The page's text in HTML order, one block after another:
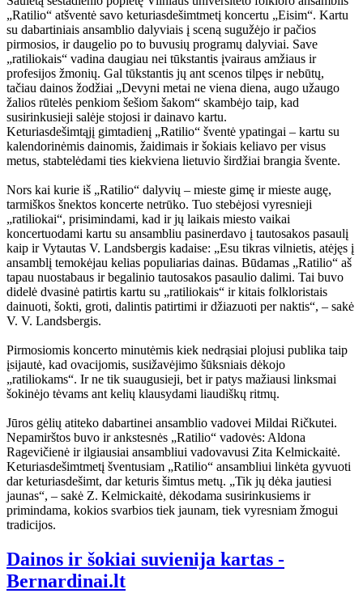
„Ratilio“ atšventė savo keturiasdešimtmetį koncertu „Eisim“. Kartu
su dabartiniais ansamblio dalyviais į sceną sugužėjo ir pačios
pirmosios, ir daugelio po to buvusių programų dalyviai. Save
„ratiliokais“ vadina daugiau nei tūkstantis įvairaus amžiaus ir
profesijos žmonių. Gal tūkstantis jų ant scenos tilpęs ir nebūtų,
tačiau dainos žodžiai „Devyni metai ne viena diena, augo užaugo
žalios rūtelės penkiom šešiom šakom“ skambėjo taip, kad
susirinkusieji salėje stojosi ir dainavo kartu.
Keturiasdešimtąjį gimtadienį „Ratilio“ šventė ypatingai – kartu su
kalendorinėmis dainomis, žaidimais ir šokiais keliavo per visus
metus, stabtelėdami ties kiekviena lietuvio širdžiai brangia švente.
Nors kai kurie iš „Ratilio“ dalyvių – mieste gimę ir mieste augę,
tarmiškos šnektos koncerte netrūko. Tuo stebėjosi vyresnieji
„ratiliokai“, prisimindami, kad ir jų laikais miesto vaikai
koncertuodami kartu su ansambliu pasinerdavo į tautosakos pasaulį
kaip ir Vytautas V. Landsbergis kadaise: „Esu tikras vilnietis, atėjęs į
ansamblį temokėjau kelias populiarias dainas. Būdamas „Ratilio“ aš
tapau nuostabaus ir begalinio tautosakos pasaulio dalimi. Tai buvo
didelė dvasinė patirtis kartu su „ratiliokais“ ir kitais folkloristais
dainuoti, šokti, groti, dalintis patirtimi ir džiazuoti per naktis“, – sakė
V. V. Landsbergis.
Pirmosiomis koncerto minutėmis kiek nedrąsiai plojusi publika taip
įsijautė, kad ovacijomis, susižavėjimo šūksniais dėkojo
„ratiliokams“. Ir ne tik suaugusieji, bet ir patys mažiausi linksmai
šokinėjo tėvams ant kelių klausydami liaudiškų ritmų.
Jūros gėlių atiteko dabartinei ansamblio vadovei Mildai Ričkutei.
Nepamirštos buvo ir ankstesnės „Ratilio“ vadovės: Aldona
Ragevičienė ir ilgiausiai ansambliui vadovavusi Zita Kelmickaitė.
Keturiasdešimtmetį šventusiam „Ratilio“ ansambliui linkėta gyvuoti
dar keturiasdešimt, dar keturis šimtus metų. „Tik jų dėka jautiesi
jaunas“, – sakė Z. Kelmickaitė, dėkodama susirinkusiems ir
primindama, kokios svarbios tiek jaunam, tiek vyresniam žmogui
tradicijos.
Dainos ir šokiai suvienija kartas -
Bernardinai.lt